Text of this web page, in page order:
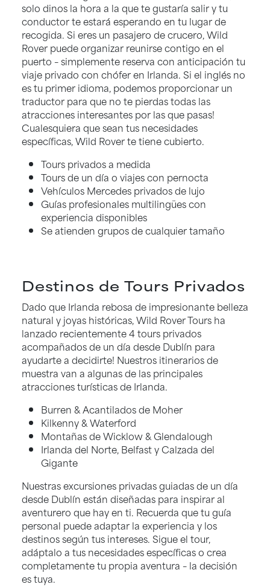
solo dinos la hora a la que te gustaría salir y tu
conductor te estará esperando en tu lugar de
recogida. Si eres un pasajero de crucero, Wild
Rover puede organizar reunirse contigo en el
puerto – simplemente reserva con anticipación tu
viaje privado con chófer en Irlanda. Si el inglés no
es tu primer idioma, podemos proporcionar un
traductor para que no te pierdas todas las
atracciones interesantes por las que pasas!
Cualesquiera que sean tus necesidades
específicas, Wild Rover te tiene cubierto.
Tours privados a medida
Tours de un día o viajes con pernocta
Vehículos Mercedes privados de lujo
Guías profesionales multilingües con
experiencia disponibles
Se atienden grupos de cualquier tamaño
Destinos de Tours Privados
Dado que Irlanda rebosa de impresionante belleza
natural y joyas históricas, Wild Rover Tours ha
lanzado recientemente 4 tours privados
acompañados de un día desde Dublín para
ayudarte a decidirte! Nuestros itinerarios de
muestra van a algunas de las principales
atracciones turísticas de Irlanda.
Burren & Acantilados de Moher
Kilkenny & Waterford
Montañas de Wicklow & Glendalough
Irlanda del Norte, Belfast y Calzada del
Gigante
Nuestras excursiones privadas guiadas de un día
desde Dublín están diseñadas para inspirar al
aventurero que hay en ti. Recuerda que tu guía
personal puede adaptar la experiencia y los
destinos según tus intereses. Sigue el tour,
adáptalo a tus necesidades específicas o crea
completamente tu propia aventura – la decisión
es tuya.